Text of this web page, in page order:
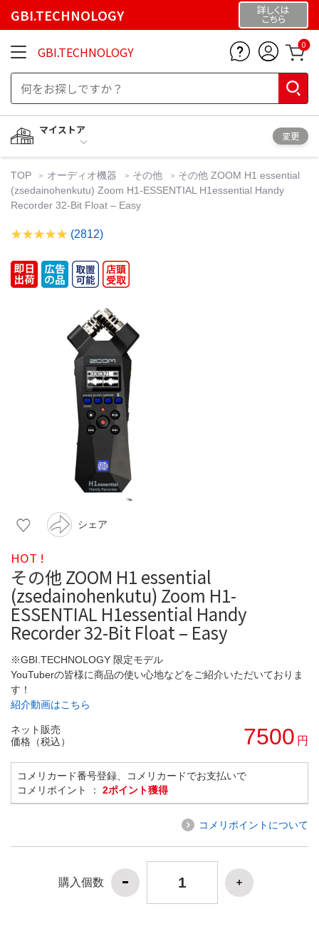
GBI.TECHNOLOGY 詳しくは
こちら
GBI.TECHNOLOGY 0
マイストア
変更
TOP オーディオ機器 その他
その他 ZOOM H1 essential
(zsedainohenkutu) Zoom H1-ESSENTIAL H1essential Handy
Recorder 32-Bit Float – Easy
(2812)
シェア
HOT !
その他 ZOOM H1 essential
(zsedainohenkutu) Zoom H1-
ESSENTIAL H1essential Handy
Recorder 32-Bit Float – Easy
※GBI.TECHNOLOGY 限定モデル
YouTuberの皆様に商品の使い心地などをご紹介いただいておりま
す！
紹介動画はこちら
ネット販売
価格（税込）
7500 円
コメリカード番号登録、コメリカードでお支払いで
コメリポイント ： 2ポイント獲得
コメリポイントについて
購入個数